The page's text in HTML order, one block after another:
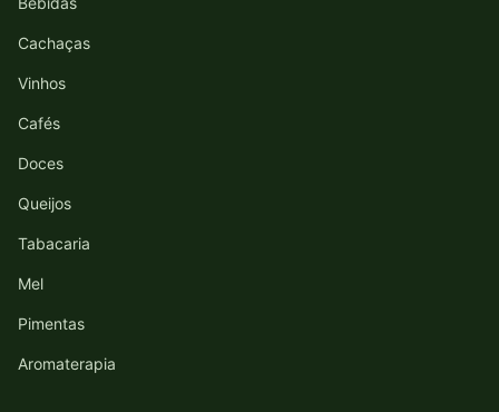
Cachaças
Vinhos
Cafés
Doces
Queijos
Tabacaria
Mel
Pimentas
Aromaterapia